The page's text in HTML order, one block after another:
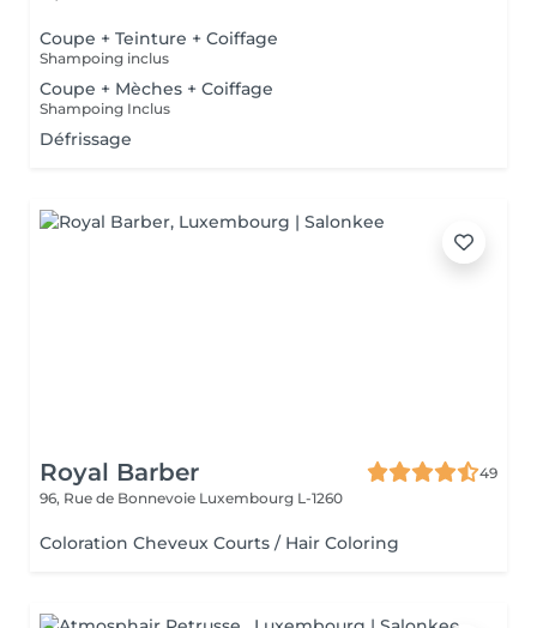
Coupe + Teinture + Coiffage
Shampoing inclus
Coupe + Mèches + Coiffage
Shampoing Inclus
Défrissage
Royal Barber
49
96, Rue de Bonnevoie Luxembourg L-1260
Coloration Cheveux Courts / Hair Coloring